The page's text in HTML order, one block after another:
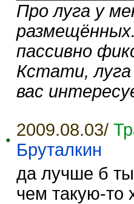
Про луга у
пассивно
Кстати,
вас
2009.08.03/
Бруталкин
да лучше б
чем такую-то